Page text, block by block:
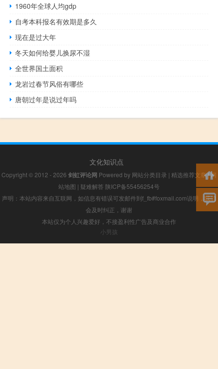
1960年全球人均gdp
自考本科报名有效期是多久
现在是过大年
冬天如何给婴儿换尿不湿
全世界国土面积
龙岩过春节风俗有哪些
唐朝过年是说过年吗
文化知识点
Copyright © 2012 - 2026 剑虹评论网 Powered by 网站分类目录 | 精选推荐文章|网
站地图 | 疑难解答 陕ICP备55456254号
声明：本站内容来自互联网，如信息有错误可发邮件到f_fb#foxmail.com说明，我们
会及时纠正，谢谢
本站仅为个人兴趣爱好，不接盈利性广告及商业合作
小男孩